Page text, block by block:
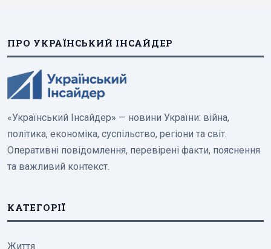
ПРО УКРАЇНСЬКИЙ ІНСАЙДЕР
«Український Інсайдер» — новини України: війна,
політика, економіка, суспільство, регіони та світ.
Оперативні повідомлення, перевірені факти, пояснення
та важливий контекст.
КАТЕГОРІЇ
Життя